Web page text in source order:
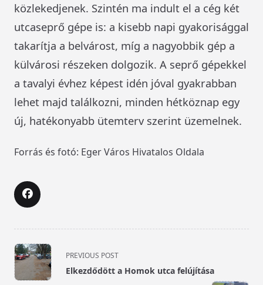
közlekedjenek. Szintén ma indult el a cég két
utcaseprő gépe is: a kisebb napi gyakorisággal
takarítja a belvárost, míg a nagyobbik gép a
külvárosi részeken dolgozik. A seprő gépekkel
a tavalyi évhez képest idén jóval gyakrabban
lehet majd találkozni, minden hétköznap egy
új, hatékonyabb ütemterv szerint üzemelnek.
Forrás és fotó: Eger Város Hivatalos Oldala
<span
class="nav-
subtitle
PREVIOUS POST
Elkezdődött a Homok utca felújítása